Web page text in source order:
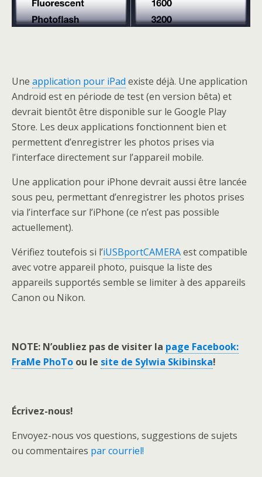
Une application pour iPad existe déjà. Une application
Android est en période de test (en version bêta) et
devrait bientôt être disponible sur le Google Play
Store. Les deux applications fonctionnent bien et
permettent d’enregistrer les photos prises via
l’interface directement sur l’appareil mobile.
Une application pour iPhone devrait aussi être lancée
sous peu, permettant d’enregistrer les photos prises
via l’interface sur l’iPhone (ce n’est pas possible
actuellement).
Vérifiez toutefois si l’iUSBportCAMERAest compatible
avec votre appareil photo, puisque la liste des
appareils supportés semble se limiter à des appareils
Canon ou Nikon.
NOTE: N’oubliez pas de visiter la page Facebook:
FraMe PhoTo ou le site de Sylwia Skibinska!
Écrivez-nous!
Envoyez-nous vos questions, suggestions de sujets
ou commentaires par courriel!